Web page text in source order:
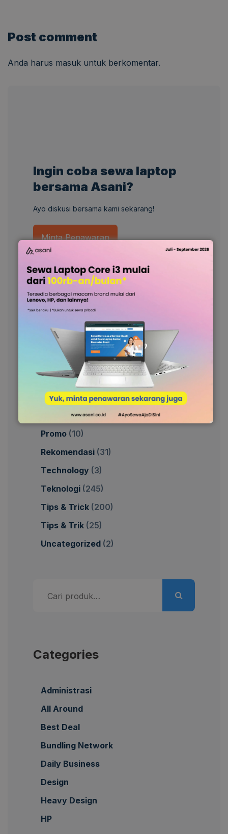
Post comment
Anda harus masuk untuk berkomentar.
Ingin coba sewa laptop
bersama Asani?
Ayo diskusi bersama kami sekarang!
Minta Penawaran
Categories
Bisnis
Hiburan
(3)
Informasi(114)
Keuangan(26)
Procurement(32)
Promo (10)
Rekomendasi (31)
Technology (3)
Teknologi (245)
Tips & Trick (200)
Tips & Trik (25)
Uncategorized (2)
untuk:
Categories
Administrasi
All Around
Best Deal
Bundling Network
Daily Business
Design
Heavy Design
HP